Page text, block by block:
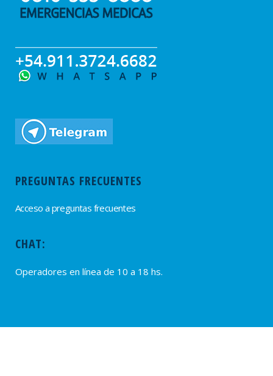
PREGUNTAS FRECUENTES
Acceso a preguntas frecuentes
CHAT:
Operadores en línea de 10 a 18 hs.
PROVEEDORES